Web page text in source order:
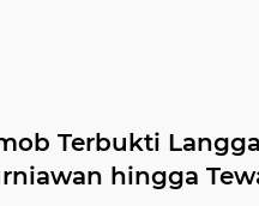
Terbukti
hingga